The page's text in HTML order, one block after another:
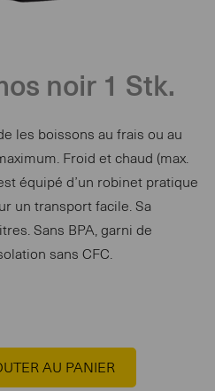
noir 1 Stk.
les boissons au frais ou au
Froid et chaud (max.
équipé d’un robinet pratique
un transport facile. Sa
Sans BPA, garni de
sans CFC.